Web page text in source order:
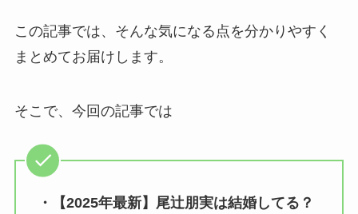
この記事では、そんな気になる点を分かりやすく
まとめてお届けします。
そこで、今回の記事では
・【2025年最新】尾辻朋実は結婚してる？